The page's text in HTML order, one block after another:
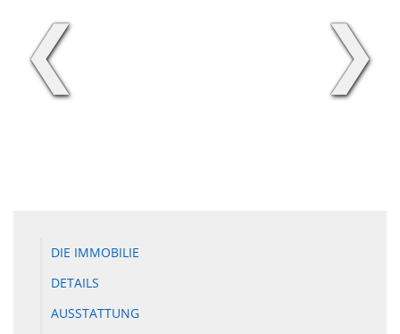
❮ ❯
DIE IMMOBILIE
DETAILS
AUSSTATTUNG